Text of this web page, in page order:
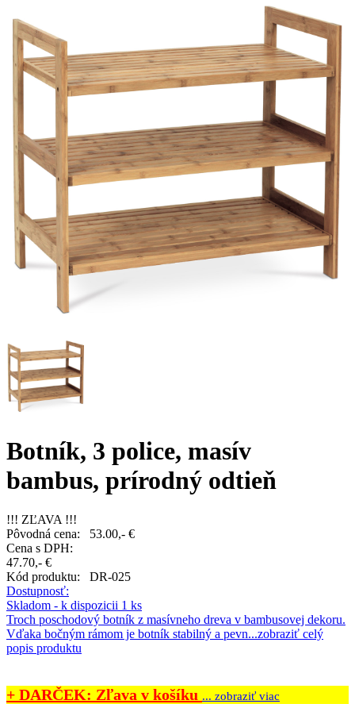
Botník, 3 police, masív
bambus, prírodný odtieň
!!! ZĽAVA !!!
Pôvodná cena:
53.00,- €
Cena s DPH:
47.70,- €
Kód produktu: DR-025
Dostupnosť:
Skladom - k dispozicii 1 ks
Troch poschodový botník z masívneho dreva v bambusovej dekoru.
Vďaka bočným rámom je botník stabilný a pevn...zobraziť celý
popis produktu
+ DARČEK: Zľava v košíku ... zobraziť viac